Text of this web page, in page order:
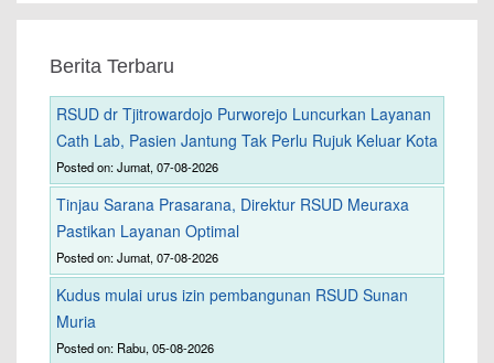
Berita Terbaru
RSUD dr Tjitrowardojo Purworejo Luncurkan Layanan
Cath Lab, Pasien Jantung Tak Perlu Rujuk Keluar Kota
Posted on: Jumat, 07-08-2026
Tinjau Sarana Prasarana, Direktur RSUD Meuraxa
Pastikan Layanan Optimal
Posted on: Jumat, 07-08-2026
Kudus mulai urus izin pembangunan RSUD Sunan
Muria
Posted on: Rabu, 05-08-2026